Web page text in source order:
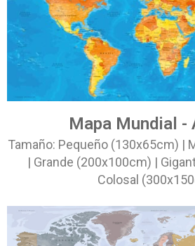
Mapa Mundial -
Tamaño: Pequeño (130x65cm) |
| Grande (200x100cm) |
Colosal